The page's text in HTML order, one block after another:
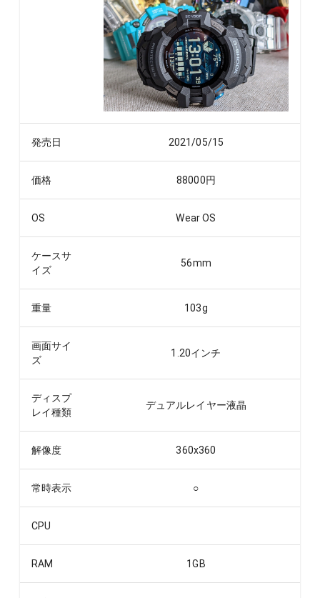
発売日 2021/05/15
価格 88000円
OS Wear OS
ケースサ
イズ
56mm
重量 103g
画面サイ
ズ
1.20インチ
ディスプ
レイ種類
デュアルレイヤー液晶
解像度 360x360
常時表示 ○
CPU
RAM 1GB